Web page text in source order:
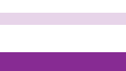
Proteger as crianças em
demasia trava o seu